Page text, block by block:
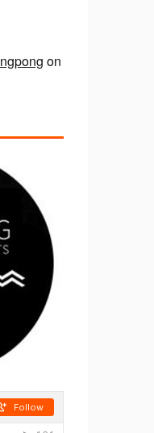
on